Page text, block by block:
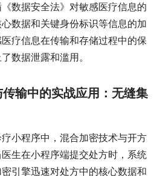
数据安全法》对敏感医疗信息的
数据和关键身份标识等信息的加
疗信息在传输和存储过程中的保
数据泄露和滥用。
输中的实战应用：无缝集
小程序中，混合加密技术与开方
生在小程序端提交处方时，系统
引擎迅速对处方中的核心数据和